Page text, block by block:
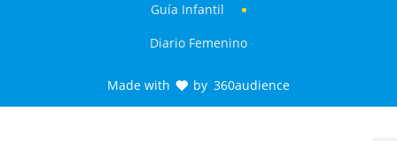
Guía Infantil
Diario Femenino
Made with by 360audience